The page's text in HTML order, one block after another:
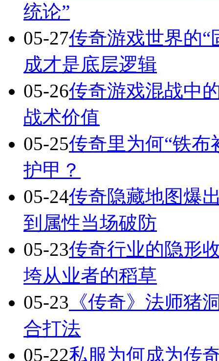
统论”
05-27传奇游戏世界的“
成才是底层逻辑
05-26传奇游戏混战中
战术价值
05-25传奇里为何“铁布
护甲？
05-24传奇隐藏地图爆
到属性当场破防
05-23传奇行业的隐形
垮从业者的稻草
05-23 《传奇》法师猪
合打法
05-22私服为何成为传